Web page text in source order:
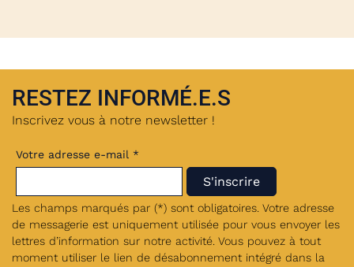
RESTEZ INFORMÉ.E.S
Inscrivez vous à notre newsletter !
Votre adresse e-mail *
Les champs marqués par (*) sont obligatoires. Votre adresse
de messagerie est uniquement utilisée pour vous envoyer les
lettres d’information sur notre activité. Vous pouvez à tout
moment utiliser le lien de désabonnement intégré dans la